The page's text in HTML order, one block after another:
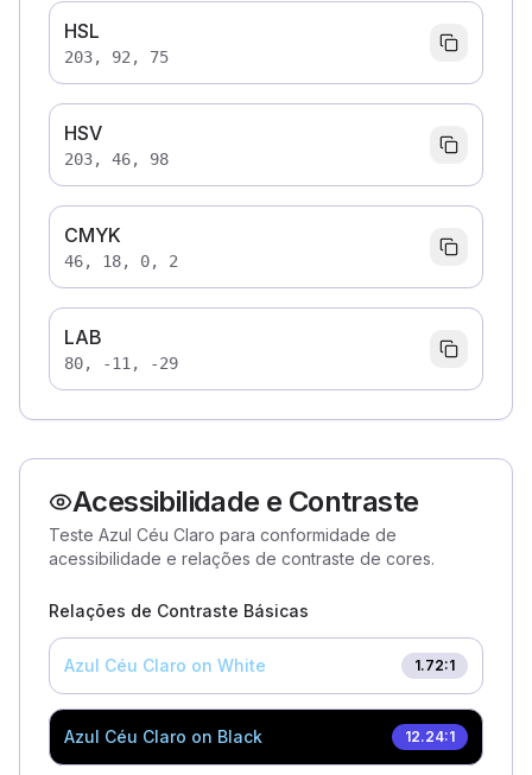
HSL
203, 92, 75
HSV
203, 46, 98
CMYK
46, 18, 0, 2
LAB
80, -11, -29
Acessibilidade e Contraste
Teste Azul Céu Claro para conformidade de
acessibilidade e relações de contraste de cores.
Relações de Contraste Básicas
Azul Céu Claro on White 1.72:1
Azul Céu Claro on Black 12.24:1